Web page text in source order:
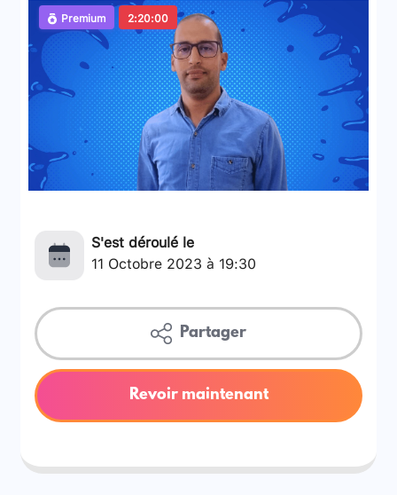
Premium 2:20:00
S'est déroulé le
11 Octobre 2023 à 19:30
Partager
Revoir maintenant